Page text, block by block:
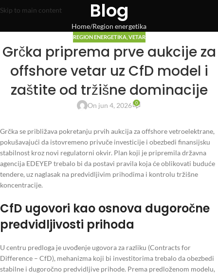
Skip to main content Blog
Home Region energetika
REGION ENERGETIKA, VETAR
Grčka priprema prve aukcije za
offshore vetar uz CfD model i
zaštite od tržišne dominacije
On jun 4, 2026 0
Grčka se približava pokretanju prvih aukcija za offshore vetroelektrane,
pokušavajući da istovremeno privuče investicije i obezbedi finansijsku
stabilnost kroz novi regulatorni okvir. Plan koji je pripremila državna
agencija EDEYEP trebalo bi da postavi pravila koja će oblikovati buduće
tendere, uz naglasak na predvidljivim prihodima i kontrolu tržišne
koncentracije.
CfD ugovori kao osnova dugoročne
predvidljivosti prihoda
U centru predloga je uvođenje ugovora za razliku (Contracts for
Difference – CfD), mehanizma koji bi investitorima trebalo da obezbedi
stabilne i dugoročno predvidljive prihode. Prema predloženom modelu,